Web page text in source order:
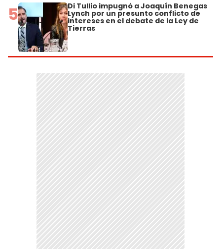
5 Di Tullio impugnó a Joaquín Benegas
Lynch por un presunto conflicto de
intereses en el debate de la Ley de
Tierras